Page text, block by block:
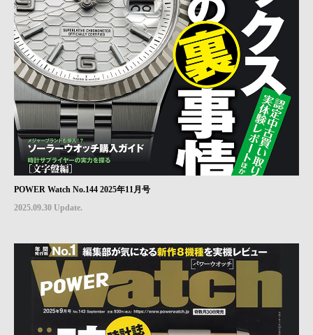
POWER Watch No.144 2025年11月号
2025.09.30 Update.